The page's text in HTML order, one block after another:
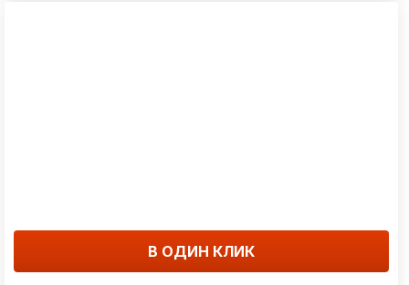
В ОДИН КЛИК